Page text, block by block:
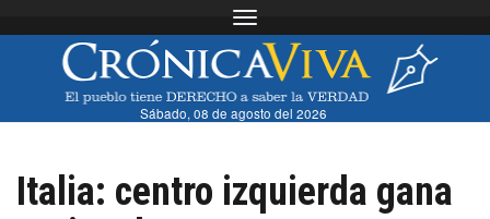
Toggle navigation
Sábado, 08 de agosto del 2026
Italia: centro izquierda gana